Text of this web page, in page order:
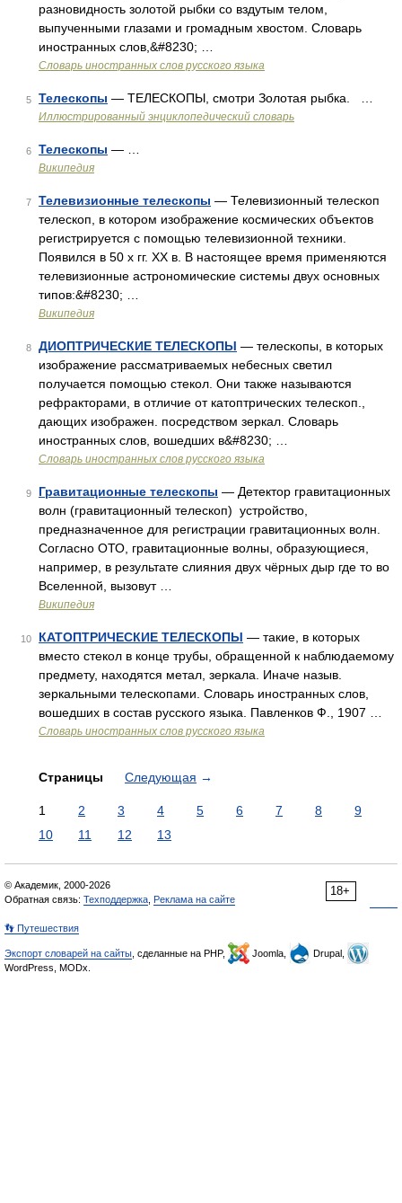
разновидность золотой рыбки со вздутым телом,
выпученными глазами и громадным хвостом. Словарь
иностранных слов,&#8230; …
Словарь иностранных слов русского языка
5 Телескопы — ТЕЛЕСКОПЫ, смотри Золотая рыбка. …
Иллюстрированный энциклопедический словарь
6 Телескопы — …
Википедия
7 Телевизионные телескопы — Телевизионный телескоп
телескоп, в котором изображение космических объектов
регистрируется с помощью телевизионной техники.
Появился в 50 х гг. XX в. В настоящее время применяются
телевизионные астрономические системы двух основных
типов:&#8230; …
Википедия
8 ДИОПТРИЧЕСКИЕ ТЕЛЕСКОПЫ — телескопы, в которых
изображение рассматриваемых небесных светил
получается помощью стекол. Они также называются
рефракторами, в отличие от катоптрических телескоп.,
дающих изображен. посредством зеркал. Словарь
иностранных слов, вошедших в&#8230; …
Словарь иностранных слов русского языка
9 Гравитационные телескопы — Детектор гравитационных
волн (гравитационный телескоп) устройство,
предназначенное для регистрации гравитационных волн.
Согласно ОТО, гравитационные волны, образующиеся,
например, в результате слияния двух чёрных дыр где то во
Вселенной, вызовут …
Википедия
10 КАТОПТРИЧЕСКИЕ ТЕЛЕСКОПЫ — такие, в которых
вместо стекол в конце трубы, обращенной к наблюдаемому
предмету, находятся метал, зеркала. Иначе назыв.
зеркальными телескопами. Словарь иностранных слов,
вошедших в состав русского языка. Павленков Ф., 1907 …
Словарь иностранных слов русского языка
Страницы Следующая →
1 2 3 4 5 6 7 8
9
10
11 12 13
18+
© Академик, 2000-2026
Обратная связь: Техподдержка Реклама на сайте
👣 Путешествия
Экспорт словарей на сайты , сделанные на PHP, Joomla,
Drupal,
WordPress, MODx.